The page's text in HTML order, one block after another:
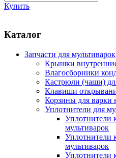
Купить
Каталог
Запчасти для мультиварок
Крышки
Влагосборники
Кастрюли (чаши)
Клавиши
Корзины для варки
Уплотнители для
Уплотнители
мультиварок
Уплотнители
мультиварок
Уплотнители